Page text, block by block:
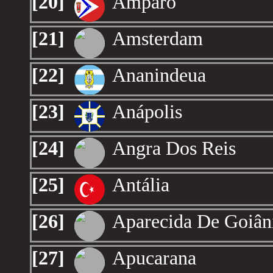
[21]
Amsterdam
[22]
Ananindeua
[23]
Anápolis
[24]
Angra Dos Reis
[25]
Antália
[26]
Aparecida De
[27]
Apucarana